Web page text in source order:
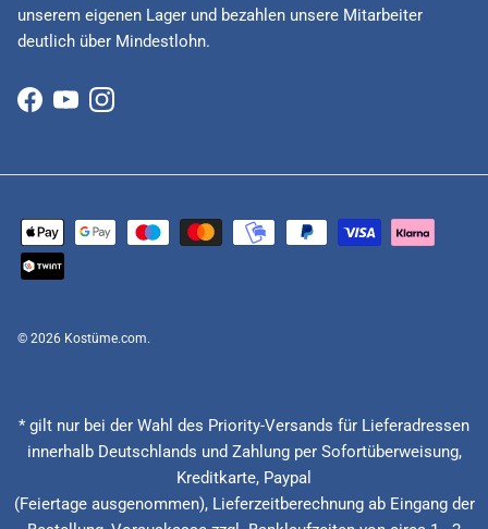
unserem eigenen Lager und bezahlen unsere Mitarbeiter
deutlich über Mindestlohn.
Facebook
YouTubeInstagram
© 2026 Kostüme.com.
* gilt nur bei der Wahl des Priority-Versands für Lieferadressen
innerhalb Deutschlands und Zahlung per Sofortüberweisung,
Kreditkarte, Paypal
(Feiertage ausgenommen), Lieferzeitberechnung ab Eingang der